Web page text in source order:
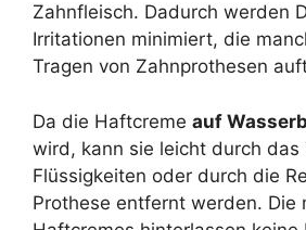
Zahnfleisch. Dadurch werden
Irritationen minimiert, die
Tragen von Zahnprothesen
Da die Haftcreme auf
wird, kann sie leicht durch das
Flüssigkeiten oder durch die
Prothese entfernt werden. Die